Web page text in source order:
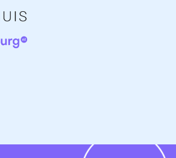
zoeken voor
coördinerende taken.
vacatures in